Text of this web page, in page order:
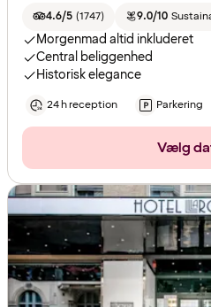
4.6/5 (1747) 9.0/10
Morgenmad altid inkluderet
Central beliggenhed
Historisk elegance
24 h reception Parkering
Vælg